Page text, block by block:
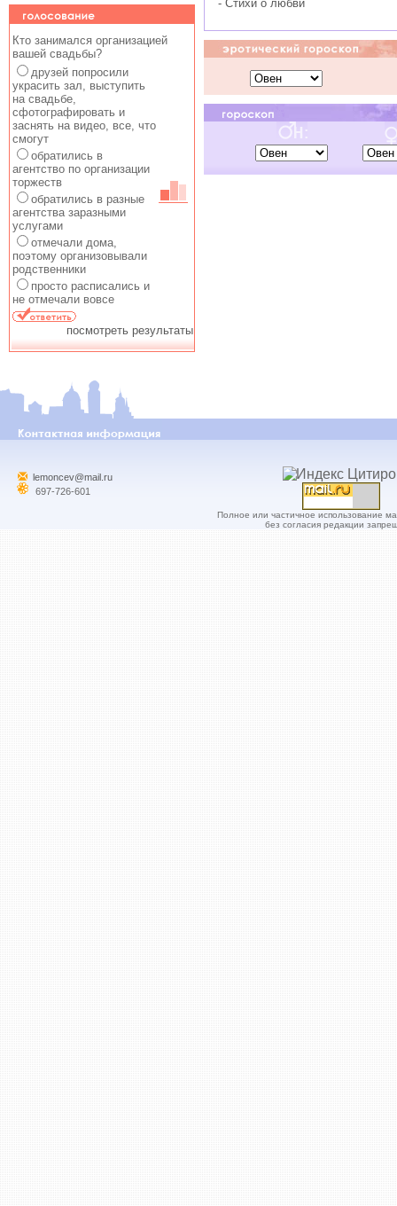
Кто занимался организацией
вашей свадьбы?
друзей попросили
украсить зал, выступить
на свадьбе,
сфотографировать и
заснять на видео, все, что
смогут
обратились в
агентство по организации
торжеств
обратились в разные
агентства заразными
услугами
отмечали дома,
поэтому организовывали
родственники
просто расписались и
не отмечали вовсе
посмотреть результаты
- Стихи о любви
lemoncev@mail.ru
697-726-601
Полное или частичное использование
без согласия редакции